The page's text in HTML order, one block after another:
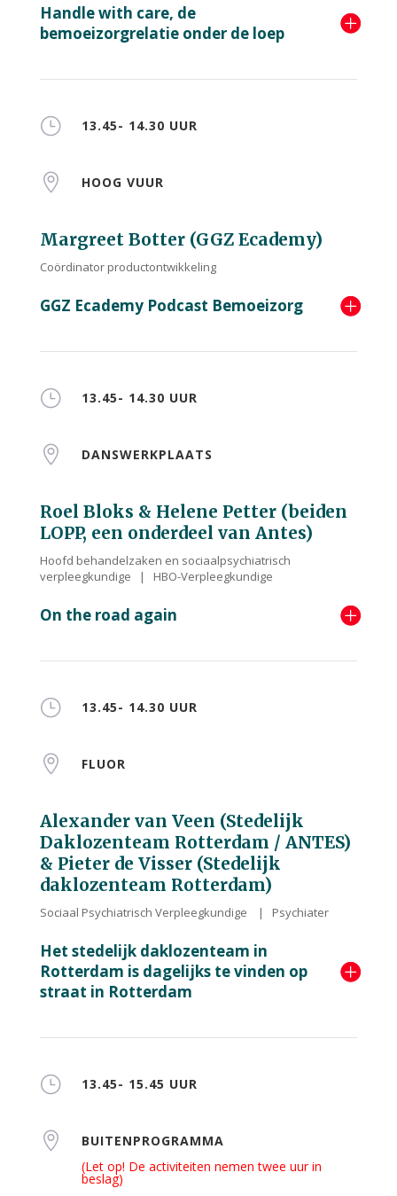
Handle with care, de
bemoeizorgrelatie onder de loep
} 13.45- 14.30 UUR
 HOOG VUUR
Margreet Botter (GGZ Ecademy)
Coördinator productontwikkeling
GGZ Ecademy Podcast Bemoeizorg
} 13.45- 14.30 UUR
 DANSWERKPLAATS
Roel Bloks & Helene Petter (beiden
LOPP, een onderdeel van Antes)
Hoofd behandelzaken en sociaalpsychiatrisch
verpleegkundige | HBO-Verpleegkundige
On the road again
} 13.45- 14.30 UUR
 FLUOR
Alexander van Veen (Stedelijk
Daklozenteam Rotterdam / ANTES)
& Pieter de Visser (Stedelijk
daklozenteam Rotterdam)
Sociaal Psychiatrisch Verpleegkundige | Psychiater
Het stedelijk daklozenteam in
Rotterdam is dagelijks te vinden op
straat in Rotterdam
} 13.45- 15.45 UUR

BUITENPROGRAMMA
(Let op! De activiteiten nemen twee uur in
beslag)